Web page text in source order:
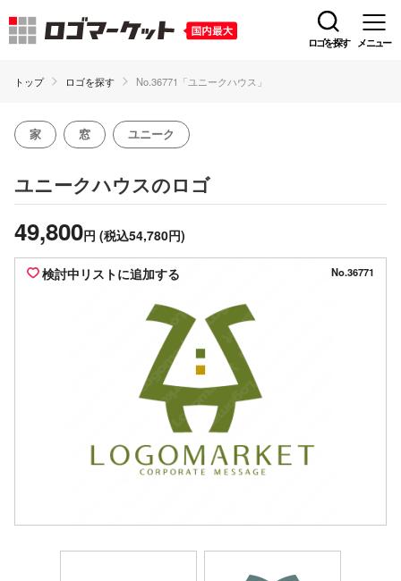
ロゴを探す メニュー
トップ ロゴを探す No.36771「ユニークハウス」
家 窓 ユニーク
ユニークハウスのロゴ
49,800円 (税込54,780円)
検討中リストに追加する No.36771